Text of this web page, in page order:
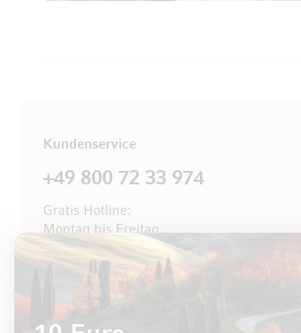
Kundenservice
+49 800 72 33 974
Gratis Hotline:
Montag bis Freitag,
8.00 bis 18.00 Uhr
Kontaktieren Sie uns